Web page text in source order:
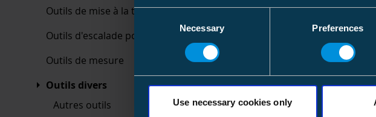
Consent
Necessary Preferences
Use necessary cookies only
Outils de mise à la terre
Outils d'escalade pour poteaux
Outils de mesure
Outils divers
Autres outils